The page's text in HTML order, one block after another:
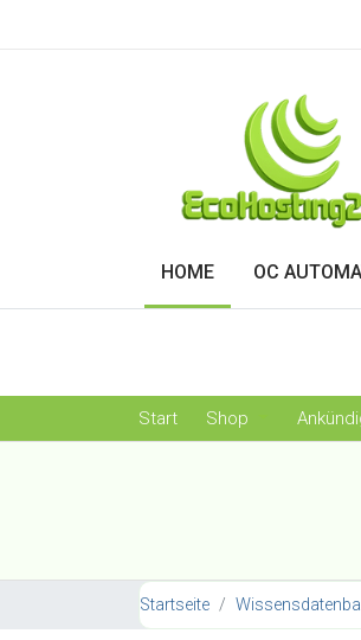
HOME OC
Start Shop
Startseite